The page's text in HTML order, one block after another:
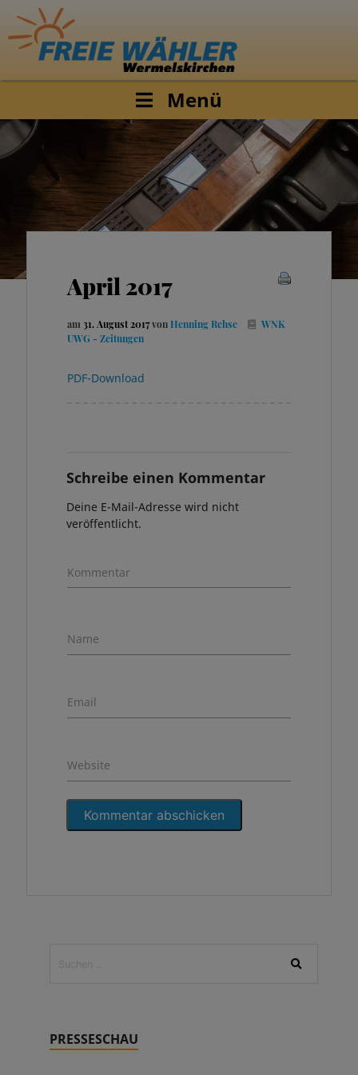
Menü
April 2017
am 31. August 2017von Henning Rehse
WNK
UWG - Zeitungen
PDF-Download
Schreibe einen Kommentar
Deine E-Mail-Adresse wird nicht
veröffentlicht.
Kommentar
Name
Email
Website
PRESSESCHAU